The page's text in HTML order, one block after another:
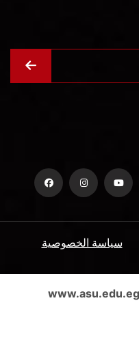
سياسة الخصوصية
الأسئلة الشائعة
www.asu.edu.eg